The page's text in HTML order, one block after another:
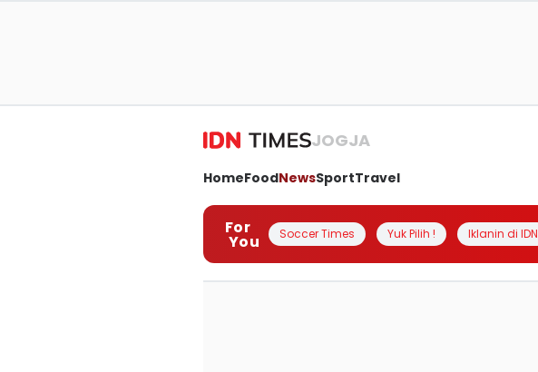
JOGJA
HomeFoodNewsSportTravel
For
You Soccer Times Yuk Pilih ! Iklanin di IDN